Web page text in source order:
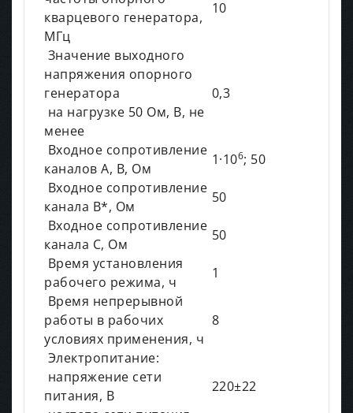
кварцевого генератора,
МГц
10
Значение выходного
напряжения опорного
генератора
0,3
на нагрузке 50 Ом, В, не
менее
Входное сопротивление
каналов А, В, Ом
1·106; 50
Входное сопротивление
канала В*, Ом
50
Входное сопротивление
канала С, Ом
50
Время установления
рабочего режима, ч
1
Время непрерывной
работы в рабочих
условиях применения, ч
8
Электропитание:
напряжение сети
питания, В
220±22